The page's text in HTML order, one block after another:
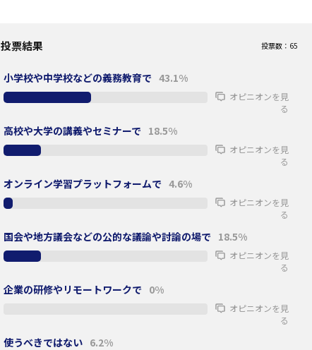
投票結果 投票数：65
小学校や中学校などの義務教育で 43.1%
オピニオンを見
る
高校や大学の講義やセミナーで 18.5%
オピニオンを見
る
オンライン学習プラットフォームで 4.6%
オピニオンを見
る
国会や地方議会などの公的な議論や討論の場で 18.5%
オピニオンを見
る
企業の研修やリモートワークで 0%
オピニオンを見
る
使うべきではない 6.2%